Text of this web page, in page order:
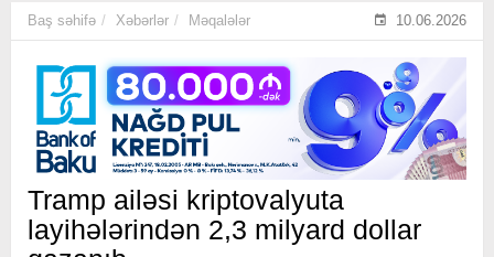
Baş səhifə Xəbərlər Məqalələr 10.06.2026
Tramp ailəsi kriptovalyuta
layihələrindən 2,3 milyard dollar